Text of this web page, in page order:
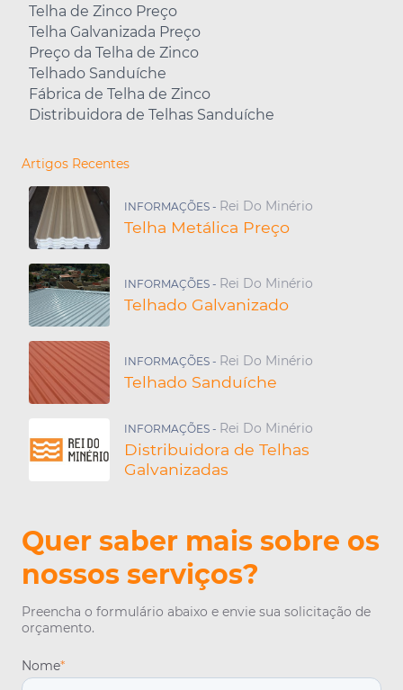
Telha de Zinco Preço
Telha Galvanizada Preço
Preço da Telha de Zinco
Telhado Sanduíche
Fábrica de Telha de Zinco
Distribuidora de Telhas Sanduíche
Artigos Recentes
INFORMAÇÕES - Rei Do Minério
Telha Metálica Preço
INFORMAÇÕES - Rei Do Minério
Telhado Galvanizado
INFORMAÇÕES - Rei Do Minério
Telhado Sanduíche
INFORMAÇÕES - Rei Do Minério
Distribuidora de Telhas
Galvanizadas
Quer saber mais sobre os
nossos serviços?
Preencha o formulário abaixo e envie sua solicitação de
orçamento.
Nome*